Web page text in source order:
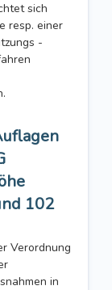
sich
resp. einer
-
102
Verordnung
in